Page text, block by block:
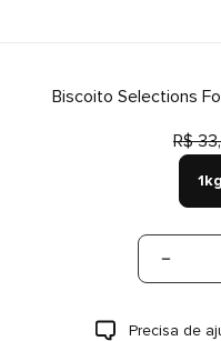
Biscoito Selections
R$
1kg
Precisa de